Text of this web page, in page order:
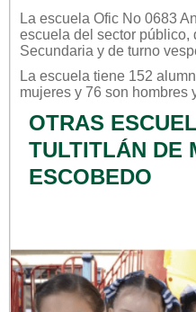
La escuela Ofic No 0683
escuela del sector público,
Secundaria y de turno
La escuela tiene 152
mujeres y 76 son hombres
OTRAS
TULTITLÁN DE
ESCOBEDO